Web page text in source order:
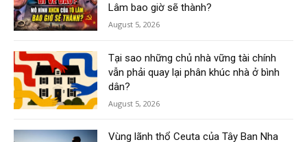
Lâm bao giờ sẽ thành?
August 5, 2026
Tại sao những chủ nhà vững tài chính
vẫn phải quay lại phân khúc nhà ở bình
dân?
August 5, 2026
Vùng lãnh thổ Ceuta của Tây Ban Nha